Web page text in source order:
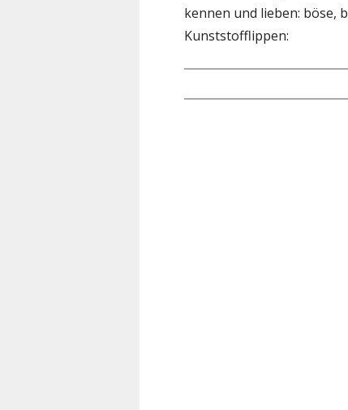
kennen und lieben: böse,
Kunststofflippen: